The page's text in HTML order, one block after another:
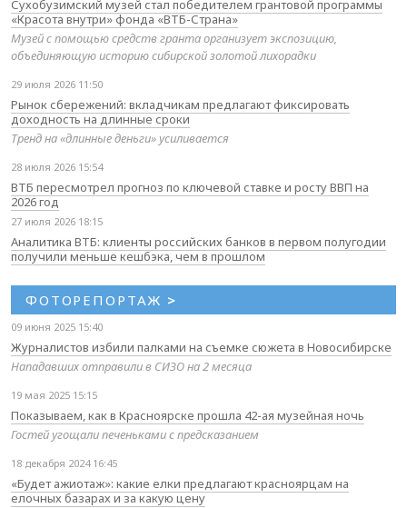
Сухобузимский музей стал победителем грантовой программы
«Красота внутри» фонда «ВТБ-Страна»
Музей с помощью средств гранта организует экспозицию,
объединяющую историю сибирской золотой лихорадки
29 июля 2026 11:50
Рынок сбережений: вкладчикам предлагают фиксировать
доходность на длинные сроки
Тренд на «длинные деньги» усиливается
28 июля 2026 15:54
ВТБ пересмотрел прогноз по ключевой ставке и росту ВВП на
2026 год
27 июля 2026 18:15
Аналитика ВТБ: клиенты российских банков в первом полугодии
получили меньше кешбэка, чем в прошлом
ФОТОРЕПОРТАЖ >
09 июня 2025 15:40
Журналистов избили палками на съемке сюжета в Новосибирске
Нападавших отправили в СИЗО на 2 месяца
19 мая 2025 15:15
Показываем, как в Красноярске прошла 42-ая музейная ночь
Гостей угощали печеньками с предсказанием
18 декабря 2024 16:45
«Будет ажиотаж»: какие елки предлагают красноярцам на
елочных базарах и за какую цену